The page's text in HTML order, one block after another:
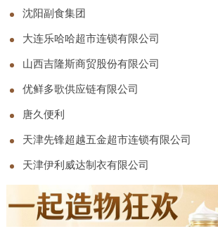
沈阳副食集团
大连乐哈哈超市连锁有限公司
山西吉隆斯商贸股份有限公司
优鲜多歌供应链有限公司
唐久便利
天津先锋超越五金超市连锁有限公司
天津伊利威达制衣有限公司